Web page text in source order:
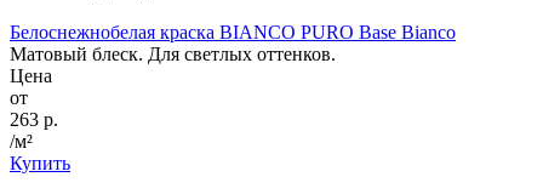
Белоснежнобелая краска BIANCO PURO Base Bianco
Матовый блеск. Для светлых оттенков.
Цена
от
263 р.
/м²
Купить